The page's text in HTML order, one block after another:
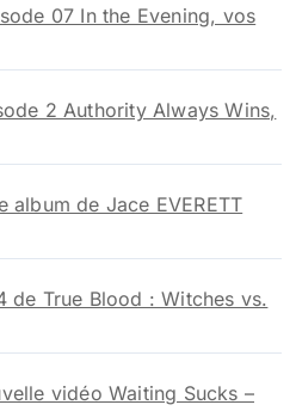
07 In the Evening, vos
2 Authority Always Wins,
album de Jace EVERETT
de True Blood : Witches vs.
vidéo Waiting Sucks –